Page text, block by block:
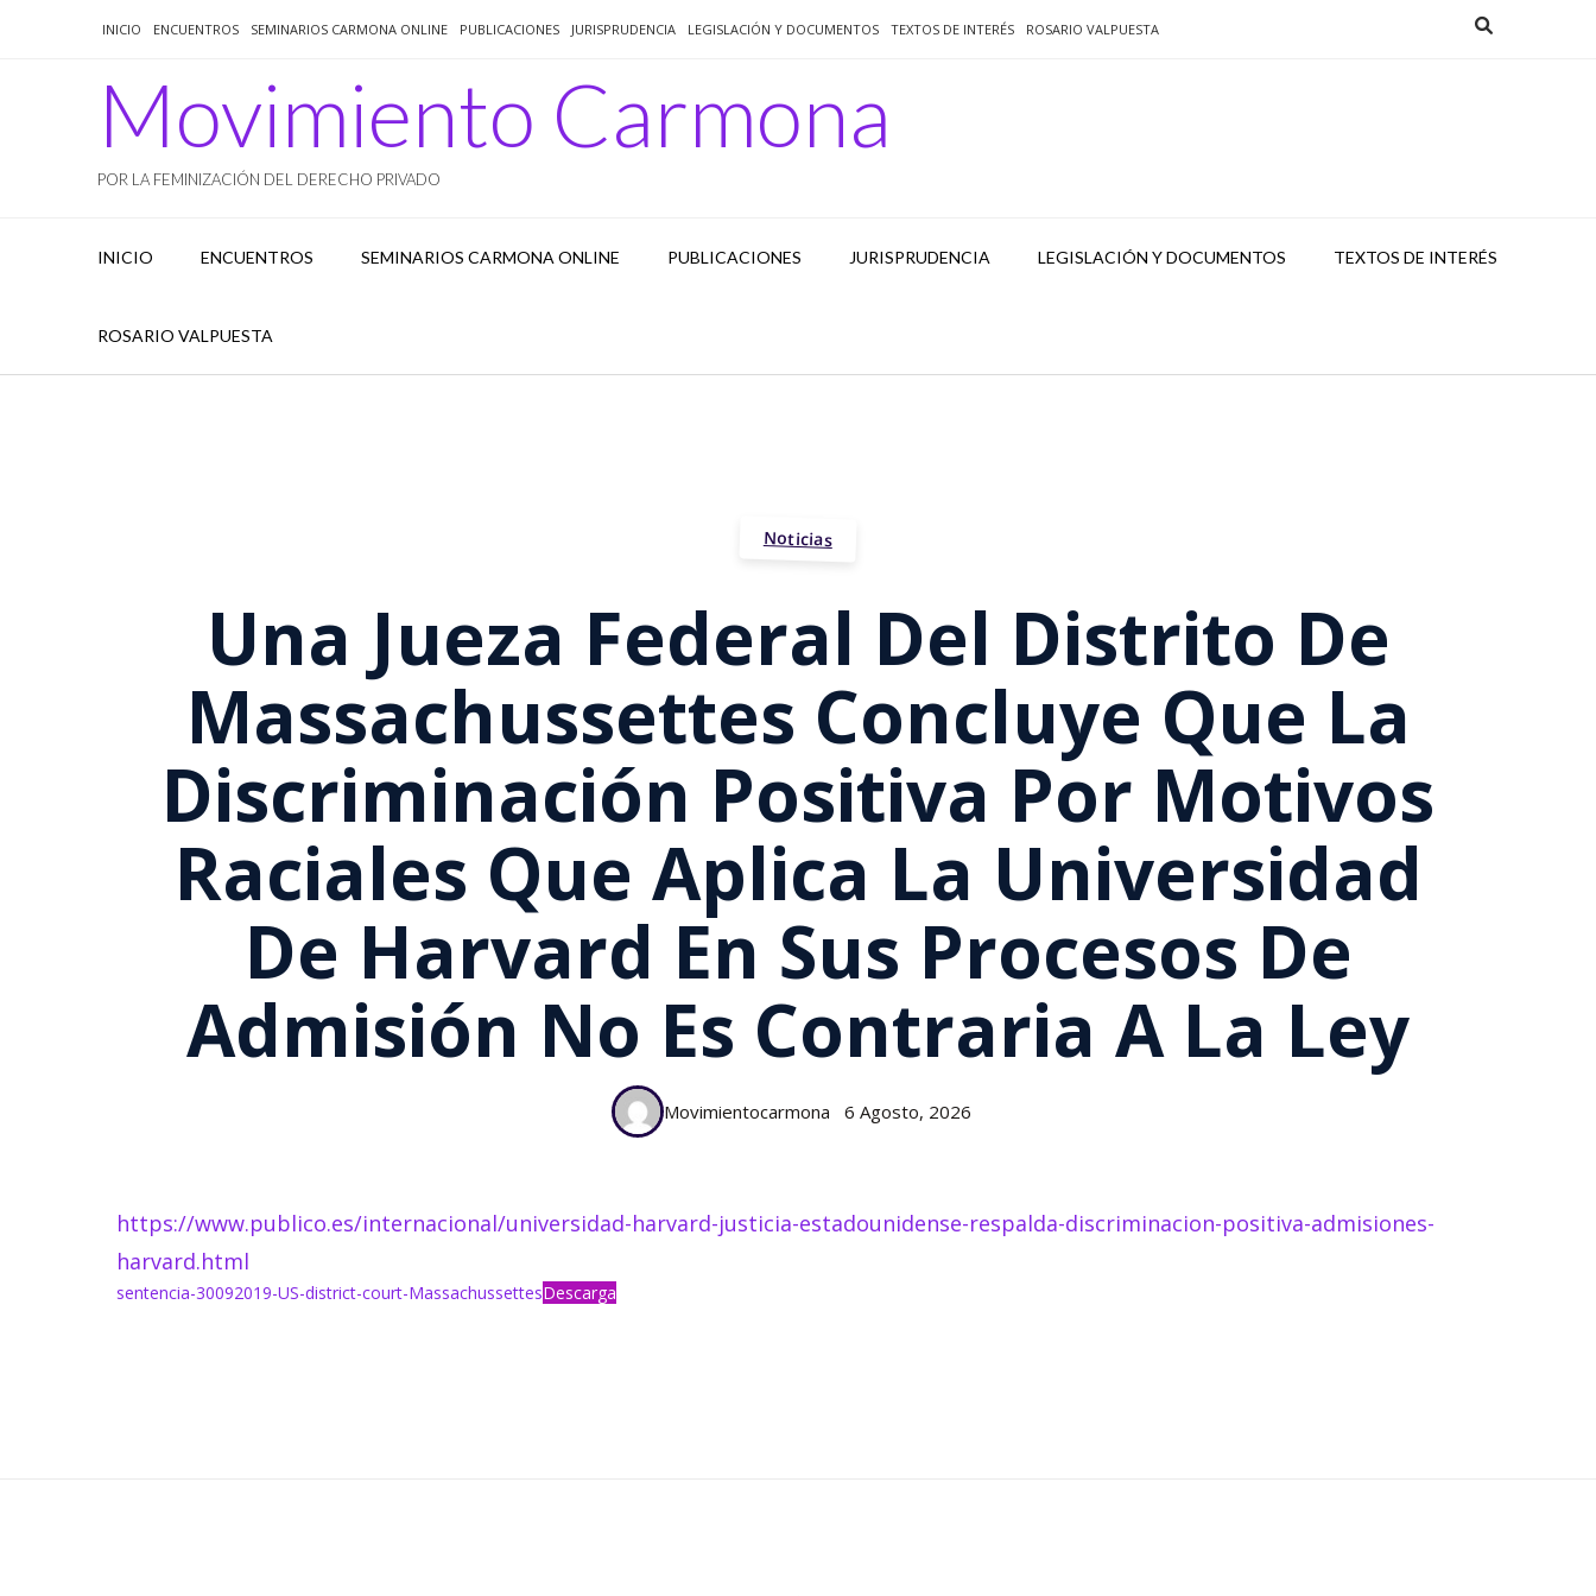
INICIO ENCUENTROS SEMINARIOS CARMONA ONLINE PUBLICACIONES JURISPRUDENCIA LEGISLACIÓN Y DOCUMENTOS TEXTOS DE INTERÉS ROSARIO VALPUESTA
Movimiento Carmona
POR LA FEMINIZACIÓN DEL DERECHO PRIVADO
INICIO ENCUENTROS SEMINARIOS CARMONA ONLINE PUBLICACIONES JURISPRUDENCIA LEGISLACIÓN Y DOCUMENTOS TEXTOS DE INTERÉS
ROSARIO VALPUESTA
Noticias
Una Jueza Federal Del Distrito De
Massachussettes Concluye Que La
Discriminación Positiva Por Motivos
Raciales Que Aplica La Universidad
De Harvard En Sus Procesos De
Admisión No Es Contraria A La Ley
Movimientocarmona 6 Agosto, 2026
https://www.publico.es/internacional/universidad-harvard-justicia-estadounidense-respalda-discriminacion-positiva-admisiones-
harvard.html
sentencia-30092019-US-district-court-MassachussettesDescarga